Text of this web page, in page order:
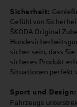
Sicherheit:
Gefühl von
ŠKODA Original
sicher sein, dass
sicheres Produkt
Situationen perfekt
Sport und Design:
Fahrzeugs